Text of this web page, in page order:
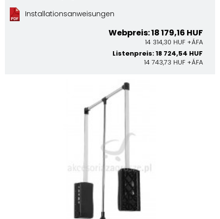
Installationsanweisungen
Webpreis: 18 179,16 HUF
14 314,30 HUF +ÁFA
Listenpreis: 18 724,54 HUF
14 743,73 HUF +ÁFA